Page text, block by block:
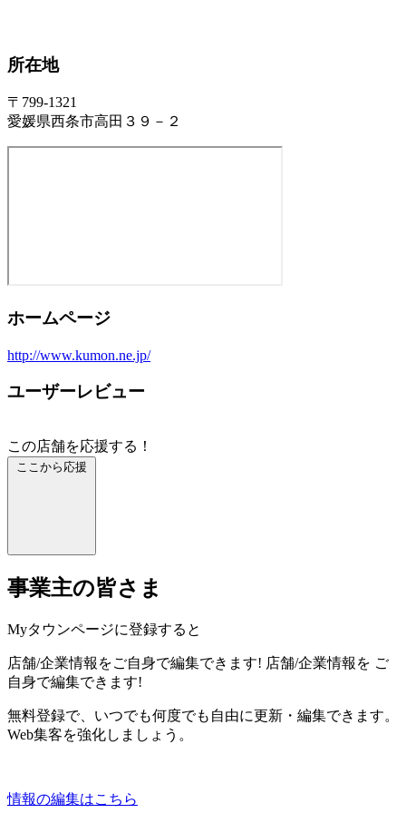
所在地
〒799-1321
愛媛県西条市高田３９－２
ホームページ
http://www.kumon.ne.jp/
ユーザーレビュー
この店舗を応援する！
ここから応援
事業主の皆さま
Myタウンページに登録すると
店舗/企業情報をご自身で編集できます! 店舗/企業情報を ご
自身で編集できます!
無料登録で、いつでも何度でも自由に更新・編集できます。
Web集客を強化しましょう。
情報の編集はこちら